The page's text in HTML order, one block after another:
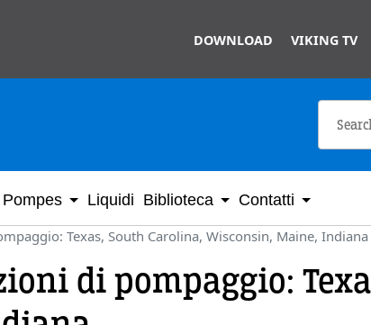
DOWNLOAD VIKING TV
Pompes Liquidi Biblioteca Contatti
Texas, South Carolina, Wisconsin, Maine, Indiana
di pompaggio: